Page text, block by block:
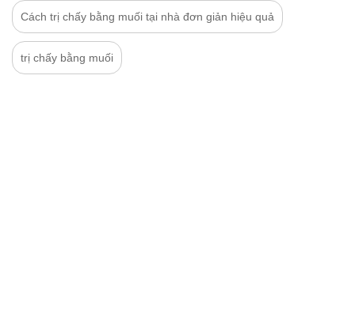
Cách trị chấy bằng muối tại nhà đơn giản hiệu quả
trị chấy bằng muối